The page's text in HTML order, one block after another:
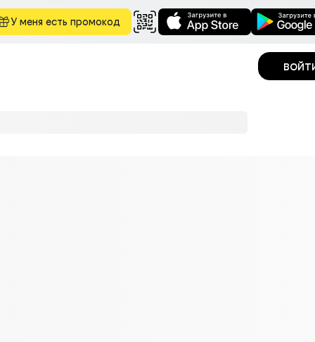
У меня есть промокод